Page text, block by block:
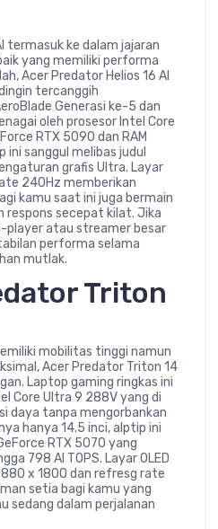
termasuk ke dalam jajaran
yang memiliki performa
Acer Predator Helios 16 AI
tercanggih
Generasi ke-5 dan
oleh prosesor Intel Core
RTX 5090 dan RAM
ini sanggul melibas judul
grafis Ultra. Layar
240Hz memberikan
kamu saat ini juga bermain
respons secepat kilat. Jika
player atau streamer besar
performa selama
mutlak.
Triton
mobilitas tinggi namun
Acer Predator Triton 14
Laptop gaming ringkas ini
Core Ultra 9 288V yang di
daya tanpa mengorbankan
hanya 14.5 inci, alptip ini
RTX 5070 yang
798 AI TOPS. Layar OLED
x 1800 dan refresg rate
setia bagi kamu yang
sedang dalam perjalanan